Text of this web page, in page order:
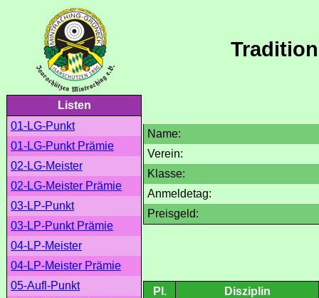
Listen
01-LG-Punkt
01-LG-Punkt Prämie
02-LG-Meister
02-LG-Meister Prämie
03-LP-Punkt
03-LP-Punkt Prämie
04-LP-Meister
04-LP-Meister Prämie
05-Aufl-Punkt
Name:
Verein:
Klasse:
Anmeldetag:
Preisgeld:
Pl.
Disziplin